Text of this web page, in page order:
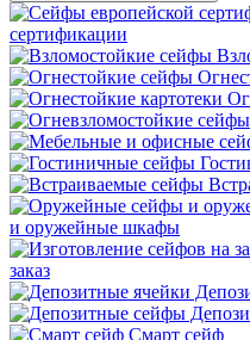
сертификации
и оружейные шкафы
заказ
Смарт сейф